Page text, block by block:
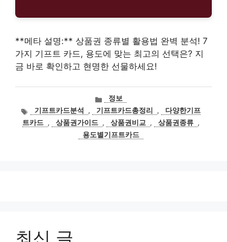
**메타 설명:** 상품권 종류별 활용법 완벽 분석! 7
가지 기프트 카드, 용도에 맞는 최고의 선택은? 지
금 바로 확인하고 현명한 선물하세요!
카
테
고
리
정보
태
그
기프트카드분석 , 기프트카드총정리 ,
다양한기프
트카드 , 상품권가이드 , 상품권비교 , 상품권종류 ,
용도별기프트카드
최신 글